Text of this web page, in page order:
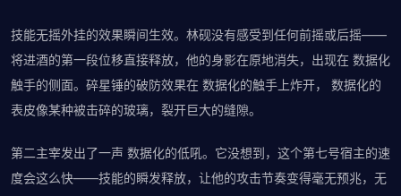
技能无摇外挂的效果瞬间生效。林砚没有感受到任何前摇或后摇——
将进酒的第一段位移直接释放，他的身影在原地消失，出现在 数据化
触手的侧面。碎星锤的破防效果在 数据化的触手上炸开， 数据化的
表皮像某种被击碎的玻璃，裂开巨大的缝隙。
第二主宰发出了一声 数据化的低吼。它没想到，这个第七号宿主的速
度会这么快——技能的瞬发释放，让他的攻击节奏变得毫无预兆，无